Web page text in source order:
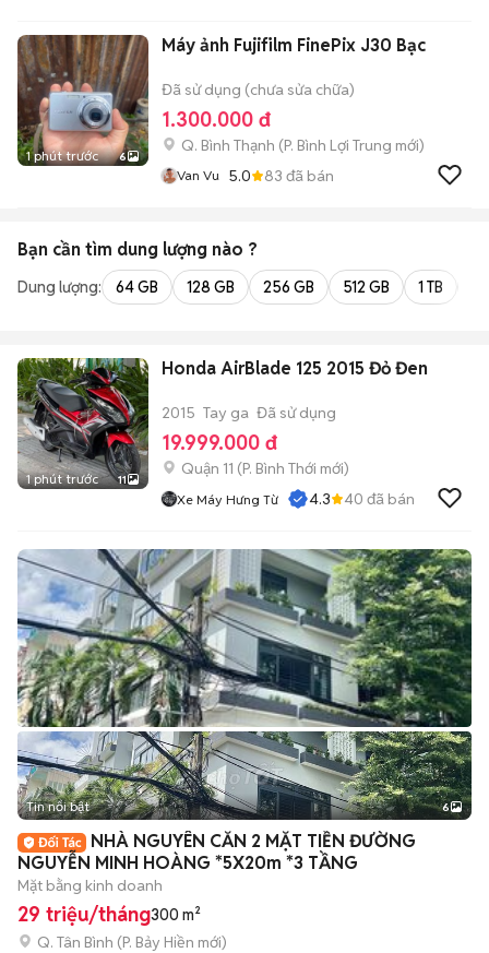
1 phút trước 6
Máy ảnh Fujifilm FinePix J30 Bạc
Đã sử dụng (chưa sửa chữa)
1.300.000 đ
Q. Bình Thạnh (P. Bình Lợi Trung mới)
Van Vu 5.0 83 đã bán
Bạn cần tìm dung lượng nào ?
Dung lượng: 64 GB 128 GB 256 GB 512 GB 1 TB
1 phút trước 11
Honda AirBlade 125 2015 Đỏ Đen
2015 Tay ga Đã sử dụng
19.999.000 đ
Quận 11 (P. Bình Thới mới)
Xe Máy Hưng Từ 4.3 40 đã bán
+2
Tin nổi bật 6
NHÀ NGUYÊN CĂN 2 MẶT TIỀN ĐƯỜNG
NGUYỄN MINH HOÀNG *5X20m *3 TẦNG
Mặt bằng kinh doanh
29 triệu/tháng300 m²
Q. Tân Bình (P. Bảy Hiền mới)